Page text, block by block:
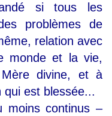
si tous les
problèmes de
relation avec
monde et la vie,
divine, et à
est blessée...
continus –